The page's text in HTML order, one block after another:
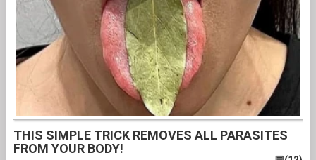
THIS SIMPLE TRICK REMOVES ALL PARASITES
FROM YOUR BODY!